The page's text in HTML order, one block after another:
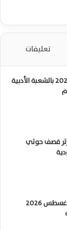
تعليقات
أسماء أوائل الثانوية العامة 2026 بالشعبة الأدبية
إثر قصف حوثي
سعر الذهب اليوم الجمعة 7 أغسطس 2026